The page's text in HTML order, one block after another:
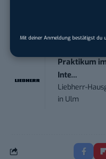
Mit deiner Anmeldung bestätigst du
Praktikum
Inte...
Liebherr-
in Ulm